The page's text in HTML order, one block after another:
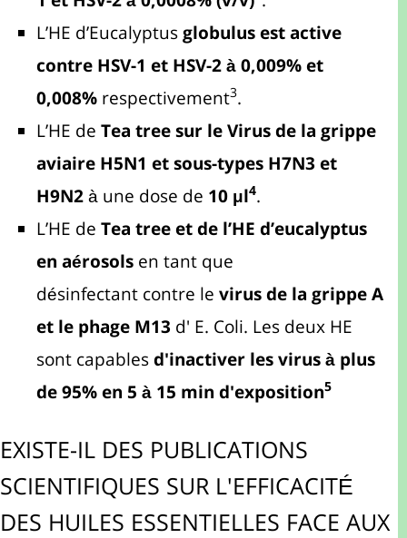
L’HE d’Eucalyptusglobulus est active
contre HSV-1 et HSV-2 à 0,009% et
0,008%respectivement
L’HE deTea tree sur le Virus de la grippe
aviaire H5N1 etsous-types H7N3 et
H9N2à une dose de10 μl
L’HE deTea tree et de l’HE d’eucalyptus
en aérosolsen tant que
désinfectant contre levirus de la grippe A
et le phage M13d' E. Coli. Les deux HE
sont capablesd'inactiver les virus à plus
de 95% en 5 à 15 min d'exposition
EXISTE-IL DES PUBLICATIONS
SCIENTIFIQUES SUR L'EFFICACITÉ
DES HUILES ESSENTIELLES FACE AUX